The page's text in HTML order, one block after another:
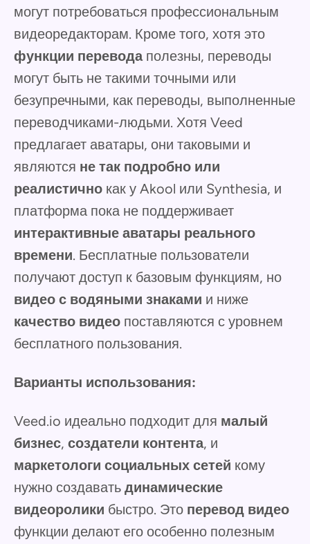
могут потребоваться профессиональным
видеоредакторам. Кроме того, хотя это
функции переводаполезны, переводы
могут быть не такими точными или
безупречными, как переводы, выполненные
переводчиками-людьми. Хотя Veed
предлагает аватары, они таковыми и
являются не так подробно или
реалистично как у Akool или Synthesia, и
платформа пока не поддерживает
интерактивные аватары реального
времени. Бесплатные пользователи
получают доступ к базовым функциям, но
видео с водяными знаками и ниже
качество видео поставляются с уровнем
бесплатного пользования.
Варианты использования:
Veed.io идеально подходит для малый
бизнес, создатели контента, и
маркетологи социальных сетей кому
нужно создавать динамические
видеоролики быстро. Это перевод видео
функции делают его особенно полезным